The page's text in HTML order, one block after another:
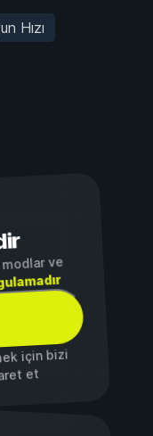
Hızı
ve
için bizi
et